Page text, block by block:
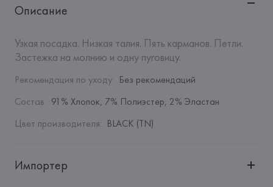
Описание
Узкая посадка. Низкая талия. Пять карманов. Петли.
Застежка на молнию и одну пуговицу.
Рекомендация по уходу: Без рекомендаций
Состав: 91% Хлопок, 7% Полиэстер, 2% Эластан
Цвет производителя: BLACK (TN)
Импортер